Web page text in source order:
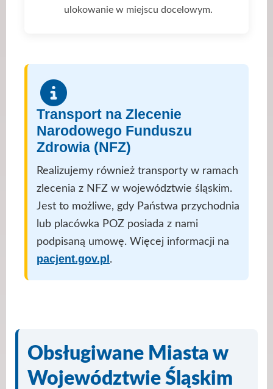
ulokowanie w miejscu docelowym.
Transport na Zlecenie
Narodowego Funduszu
Zdrowia (NFZ)
Realizujemy również transporty w ramach
zlecenia z NFZ w województwie śląskim.
Jest to możliwe, gdy Państwa przychodnia
lub placówka POZ posiada z nami
podpisaną umowę. Więcej informacji na
pacjent.gov.pl.
Obsługiwane Miasta w
Województwie Śląskim